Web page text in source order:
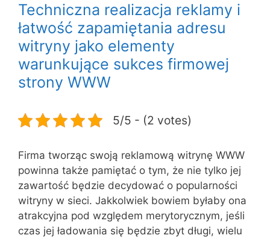
Techniczna realizacja reklamy i
łatwość zapamiętania adresu
witryny jako elementy
warunkujące sukces firmowej
strony WWW
5/5 - (2 votes)
Firma tworząc swoją reklamową witrynę WWW
powinna także pamiętać o tym, że nie tylko jej
zawartość będzie decydować o popularności
witryny w sieci. Jakkolwiek bowiem byłaby ona
atrakcyjna pod względem merytorycznym, jeśli
czas jej ładowania się będzie zbyt długi, wielu